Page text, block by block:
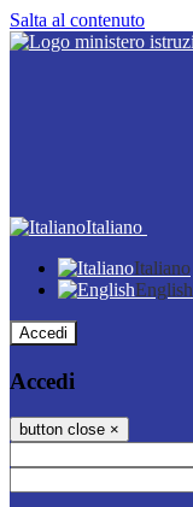
Salta al contenuto
Italiano
Italiano
English
Accedi
Accedi
button close ×